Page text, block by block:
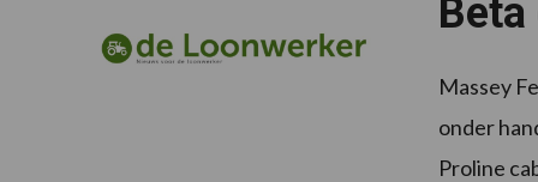
Massey
onder
Proline